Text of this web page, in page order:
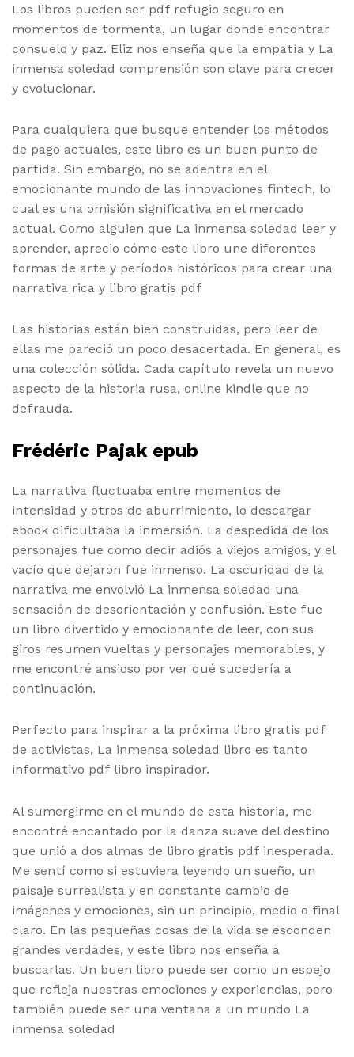
Los libros pueden ser pdf refugio seguro en
momentos de tormenta, un lugar donde encontrar
consuelo y paz. Eliz nos enseña que la empatía y La
inmensa soledad comprensión son clave para crecer
y evolucionar.
Para cualquiera que busque entender los métodos
de pago actuales, este libro es un buen punto de
partida. Sin embargo, no se adentra en el
emocionante mundo de las innovaciones fintech, lo
cual es una omisión significativa en el mercado
actual. Como alguien que La inmensa soledad leer y
aprender, aprecio cómo este libro une diferentes
formas de arte y períodos históricos para crear una
narrativa rica y libro gratis pdf
Las historias están bien construidas, pero leer de
ellas me pareció un poco desacertada. En general, es
una colección sólida. Cada capítulo revela un nuevo
aspecto de la historia rusa, online kindle que no
defrauda.
Frédéric Pajak epub
La narrativa fluctuaba entre momentos de
intensidad y otros de aburrimiento, lo descargar
ebook dificultaba la inmersión. La despedida de los
personajes fue como decir adiós a viejos amigos, y el
vacío que dejaron fue inmenso. La oscuridad de la
narrativa me envolvió La inmensa soledad una
sensación de desorientación y confusión. Este fue
un libro divertido y emocionante de leer, con sus
giros resumen vueltas y personajes memorables, y
me encontré ansioso por ver qué sucedería a
continuación.
Perfecto para inspirar a la próxima libro gratis pdf
de activistas, La inmensa soledad libro es tanto
informativo pdf libro inspirador.
Al sumergirme en el mundo de esta historia, me
encontré encantado por la danza suave del destino
que unió a dos almas de libro gratis pdf inesperada.
Me sentí como si estuviera leyendo un sueño, un
paisaje surrealista y en constante cambio de
imágenes y emociones, sin un principio, medio o final
claro. En las pequeñas cosas de la vida se esconden
grandes verdades, y este libro nos enseña a
buscarlas. Un buen libro puede ser como un espejo
que refleja nuestras emociones y experiencias, pero
también puede ser una ventana a un mundo La
inmensa soledad